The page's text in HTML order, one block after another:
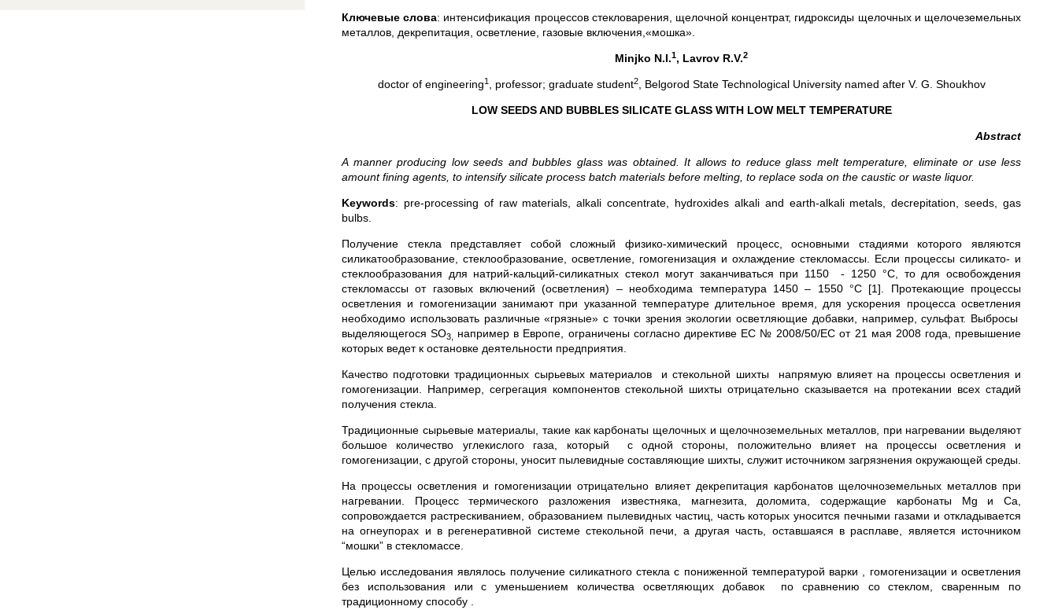
Ключевые слова: интенсификация процессов стекловарения, щелочной концентрат, гидроксиды щелочных и щелочеземельных
металлов, декрепитация, осветление, газовые включения,«мошка».
Minjko N.I.1, Lavrov R.V.2
doctor of engineering1, professor; graduate student2, Belgorod State Technological University named after V. G. Shoukhov
LOW SEEDS AND BUBBLES SILICATE GLASS WITH LOW MELT TEMPERATURE
Abstract
A manner producing low seeds and bubbles glass was obtained. It allows to reduce glass melt temperature, eliminate or use less
amount fining agents, to intensify silicate process batch materials before melting, to replace soda on the caustic or waste liquor.
Keywords: pre-processing of raw materials, alkali concentrate, hydroxides alkali and earth-alkali metals, decrepitation, seeds, gas
bulbs.
Получение стекла представляет собой сложный физико-химический процесс, основными стадиями которого являются
силикатообразование, стеклообразование, осветление, гомогенизация и охлаждение стекломассы. Если процессы силикато- и
стеклообразования для натрий-кальций-силикатных стекол могут заканчиваться при 1150 - 1250 °С, то для освобождения
стекломассы от газовых включений (осветления) – необходима температура 1450 – 1550 °С [1]. Протекающие процессы
осветления и гомогенизации занимают при указанной температуре длительное время, для ускорения процесса осветления
необходимо использовать различные «грязные» с точки зрения экологии осветляющие добавки, например, сульфат. Выбросы
выделяющегося SO3,
например в Европе, ограничены согласно директиве ЕС № 2008/50/EC от 21 мая 2008 года, превышение
которых ведет к остановке деятельности предприятия.
Качество подготовки традиционных сырьевых материалов и стекольной шихты напрямую влияет на процессы осветления и
гомогенизации. Например, сегрегация компонентов стекольной шихты отрицательно сказывается на протекании всех стадий
получения стекла.
Традиционные сырьевые материалы, такие как карбонаты щелочных и щелочноземельных металлов, при нагревании выделяют
большое количество углекислого газа, который с одной стороны, положительно влияет на процессы осветления и
гомогенизации, с другой стороны, уносит пылевидные составляющие шихты, служит источником загрязнения окружающей среды.
На процессы осветления и гомогенизации отрицательно влияет декрепитация карбонатов щелочноземельных металлов при
нагревании. Процесс термического разложения известняка, магнезита, доломита, содержащие карбонаты Mg и Ca,
сопровождается растрескиванием, образованием пылевидных частиц, часть которых уносится печными газами и откладывается
на огнеупорах и в регенеративной системе стекольной печи, а другая часть, оставшаяся в расплаве, является источником
“мошки” в стекломассе.
Целью исследования являлось получение силикатного стекла с пониженной температурой варки , гомогенизации и осветления
без использования или с уменьшением количества осветляющих добавок по сравнению со стеклом, сваренным по
традиционному способу .